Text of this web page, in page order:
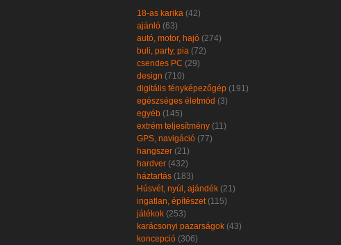
18-as karika (42)
ajánló (63)
autó, motor, hajó (274)
buli, party, pia (72)
csendes PC (29)
design (710)
digitális fényképezőgép (191)
egészséges életmód (3)
egyéb (145)
extrém teljesítmény (11)
GPS, navigáció (77)
hangszer (21)
hardver (432)
háztartás (183)
Húsvét, nyúl, ajándék (21)
ingatlan, építészet (115)
játékok (253)
karácsonyi pazarságok (43)
koncepció (306)